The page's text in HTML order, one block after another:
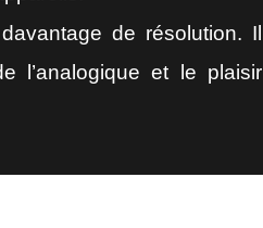
de résolution. Il
l’analogique et le plaisir